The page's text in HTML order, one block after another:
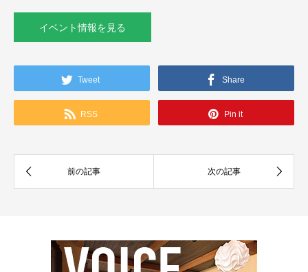
イベント情報を見る
Tweet Share
RSS Pin it